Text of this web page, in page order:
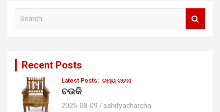
a
Recent Posts
Latest Posts: ରମ୍ୟ ରଚନା
ଚଉକି
2026-08-09 sahityacharcha